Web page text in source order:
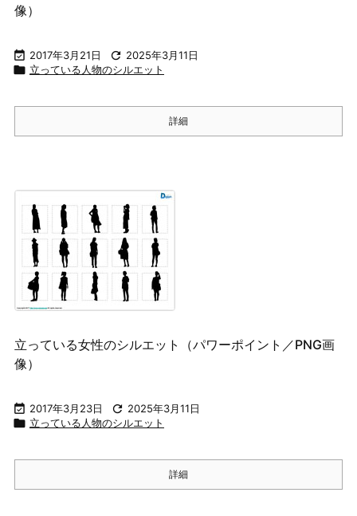
像）
 2017年3月21日  2025年3月11日
 立っている人物のシルエット
詳細
立っている女性のシルエット（パワーポイント／PNG画
像）
 2017年3月23日  2025年3月11日
 立っている人物のシルエット
詳細